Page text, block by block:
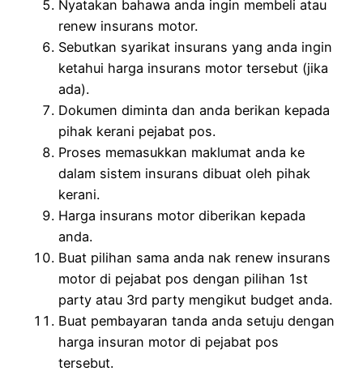
Nyatakan bahawa anda ingin membeli atau
renew insurans motor.
Sebutkan syarikat insurans yang anda ingin
ketahui harga insurans motor tersebut (jika
ada).
Dokumen diminta dan anda berikan kepada
pihak kerani pejabat pos.
Proses memasukkan maklumat anda ke
dalam sistem insurans dibuat oleh pihak
kerani.
Harga insurans motor diberikan kepada
anda.
Buat pilihan sama anda nak renew insurans
motor di pejabat pos dengan pilihan 1st
party atau 3rd party mengikut budget anda.
Buat pembayaran tanda anda setuju dengan
harga insuran motor di pejabat pos
tersebut.